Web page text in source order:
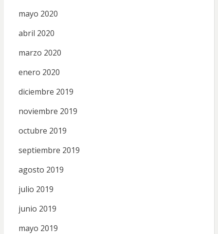
mayo 2020
abril 2020
marzo 2020
enero 2020
diciembre 2019
noviembre 2019
octubre 2019
septiembre 2019
agosto 2019
julio 2019
junio 2019
mayo 2019